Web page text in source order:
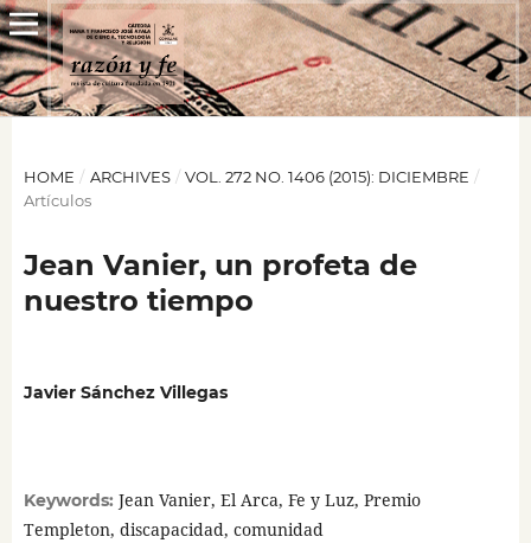
HOME / ARCHIVES / VOL. 272 NO. 1406 (2015): DICIEMBRE /
Artículos
Jean Vanier, un profeta de
nuestro tiempo
Javier Sánchez Villegas
Keywords: Jean Vanier, El Arca, Fe y Luz, Premio
Templeton, discapacidad, comunidad